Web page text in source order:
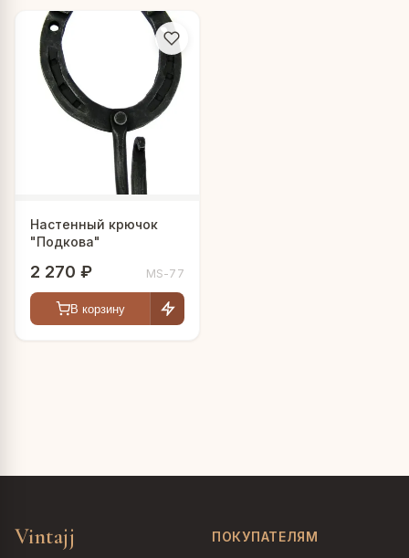
Настенный крючок
"Подкова"
2 270 ₽ MS-77
В корзину
Vintajj ПОКУПАТЕЛЯМ